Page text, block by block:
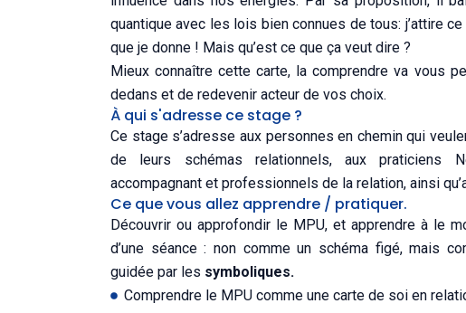
quantique avec les lois bien connues de tous: j’attire
que je donne ! Mais qu’est ce que ça veut dire ?
Mieux connaître cette carte, la comprendre va vous
dedans et de redevenir acteur de vos choix.
À qui s'adresse ce stage ?
Ce stage s’adresse aux personnes en chemin qui
de leurs schémas relationnels, aux praticiens
accompagnant et professionnels de la relation, ainsi
Ce que vous allez apprendre / pratiquer.
Découvrir ou approfondir le MPU, et apprendre à le
d’une séance : non comme un schéma figé, mais
guidée par les symboliques.
Comprendre le MPU comme une carte de soi en